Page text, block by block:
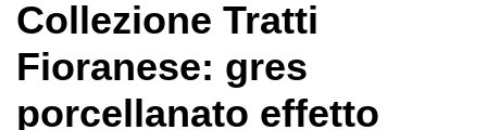
Collezione Tratti
Fioranese: gres
porcellanato effetto